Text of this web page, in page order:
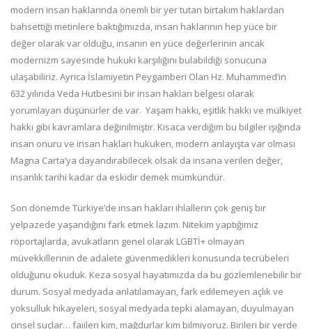
modern insan haklarında önemli bir yer tutan birtakım haklardan
bahsettiği metinlere baktığımızda, insan haklarının hep yüce bir
değer olarak var olduğu, insanın en yüce değerlerinin ancak
modernizm sayesinde hukuki karşılığını bulabildiği sonucuna
ulaşabiliriz. Ayrıca İslamiyetin Peygamberi Olan Hz. Muhammed’in
632 yılında Veda Hutbesini bir insan hakları belgesi olarak
yorumlayan düşünürler de var. Yaşam hakkı, eşitlik hakkı ve mülkiyet
hakkı gibi kavramlara değinilmiştir. Kısaca verdiğim bu bilgiler ışığında
insan onuru ve insan hakları hukuken, modern anlayışta var olması
Magna Carta’ya dayandırabilecek olsak da insana verilen değer,
insanlık tarihi kadar da eskidir demek mümkündür.
Son dönemde Türkiye’de insan hakları ihlallerin çok geniş bir
yelpazede yaşandığını fark etmek lazım. Nitekim yaptığımız
röportajlarda, avukatların genel olarak LGBTİ+ olmayan
müvekkillerinin de adalete güvenmedikleri konusunda tecrübeleri
olduğunu okuduk. Keza sosyal hayatımızda da bu gözlemlenebilir bir
durum. Sosyal medyada anlatılamayan, fark edilemeyen açlık ve
yoksulluk hikayeleri, sosyal medyada tepki alamayan, duyulmayan
cinsel suçlar… faiileri kim, mağdurlar kim bilmiyoruz. Birileri bir yerde